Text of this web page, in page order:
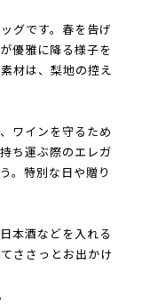
グです。春を告げ
優雅に降る様子を
材は、梨地の控え
ワインを守るため
ち運ぶ際のエレガ
。特別な日や贈り
本酒などを入れる
ささっとお出かけ